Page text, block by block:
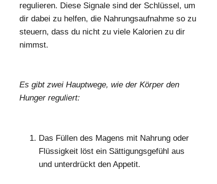
regulieren. Diese Signale sind der Schlüssel, um
dir dabei zu helfen, die Nahrungsaufnahme so zu
steuern, dass du nicht zu viele Kalorien zu dir
nimmst.
Es gibt zwei Hauptwege, wie der Körper den
Hunger reguliert:
Das Füllen des Magens mit Nahrung oder
Flüssigkeit löst ein Sättigungsgefühl aus
und unterdrückt den Appetit.